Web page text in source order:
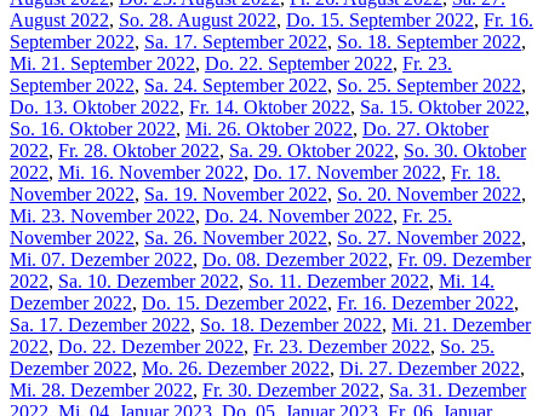
August 2022, So. 28. August 2022, Do. 15. September 2022, Fr. 16.
September 2022, Sa. 17. September 2022, So. 18. September 2022,
Mi. 21. September 2022, Do. 22. September 2022, Fr. 23.
September 2022, Sa. 24. September 2022, So. 25. September 2022,
Do. 13. Oktober 2022, Fr. 14. Oktober 2022, Sa. 15. Oktober 2022,
So. 16. Oktober 2022, Mi. 26. Oktober 2022, Do. 27. Oktober
2022, Fr. 28. Oktober 2022, Sa. 29. Oktober 2022, So. 30. Oktober
2022, Mi. 16. November 2022, Do. 17. November 2022, Fr. 18.
November 2022, Sa. 19. November 2022, So. 20. November 2022,
Mi. 23. November 2022, Do. 24. November 2022, Fr. 25.
November 2022, Sa. 26. November 2022, So. 27. November 2022,
Mi. 07. Dezember 2022, Do. 08. Dezember 2022, Fr. 09. Dezember
2022, Sa. 10. Dezember 2022, So. 11. Dezember 2022, Mi. 14.
Dezember 2022, Do. 15. Dezember 2022, Fr. 16. Dezember 2022,
Sa. 17. Dezember 2022, So. 18. Dezember 2022, Mi. 21. Dezember
2022, Do. 22. Dezember 2022, Fr. 23. Dezember 2022, So. 25.
Dezember 2022, Mo. 26. Dezember 2022, Di. 27. Dezember 2022,
Mi. 28. Dezember 2022, Fr. 30. Dezember 2022, Sa. 31. Dezember